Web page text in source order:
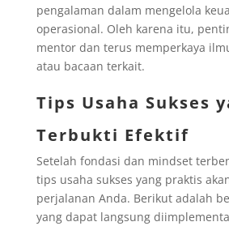
pengalaman dalam mengelola
operasional. Oleh karena itu,
mentor dan terus memperkaya
atau bacaan terkait.
Tips Usaha Sukses
Terbukti Efektif
Setelah fondasi dan mindset
tips usaha sukses yang praktis
perjalanan Anda. Berikut adalah
yang dapat langsung